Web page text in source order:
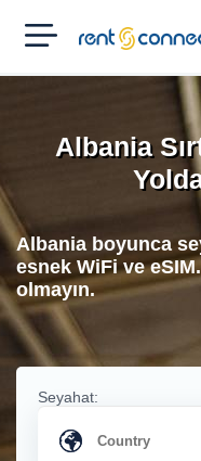
RENT'N
CONNECT
Albania
Albania boyunca
esnek WiFi ve
olmayın.
Seyahat: